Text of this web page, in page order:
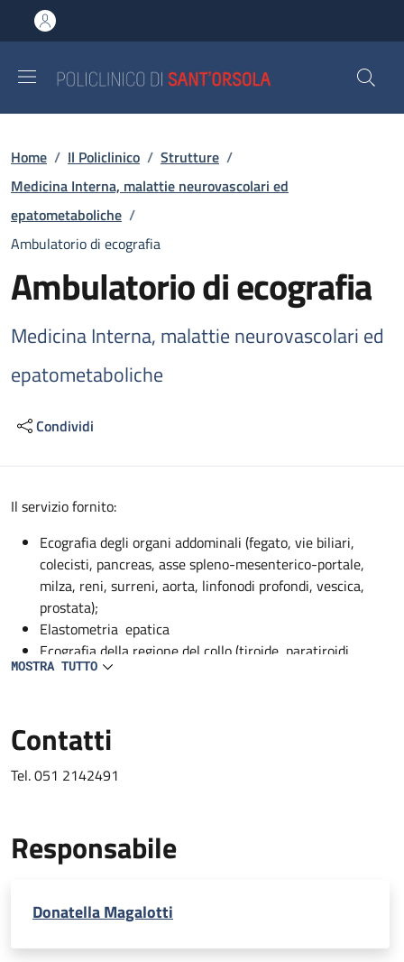
al contenuto principale
to footer content
Briciole di pane
Home / Il Policlinico / Strutture /
Medicina Interna, malattie neurovascolari ed
epatometaboliche /
Ambulatorio di ecografia
Ambulatorio di ecografia
Medicina Interna, malattie neurovascolari ed
epatometaboliche
Condividi
Descrizione
Il servizio fornito:
Ecografia degli organi addominali (fegato, vie biliari,
colecisti, pancreas, asse spleno-mesenterico-portale,
milza, reni, surreni, aorta, linfonodi profondi, vescica,
prostata);
Elastometria epatica
Ecografia della regione del collo (tiroide, paratiroidi,
ghiandole sottomandibolari, parotidi);
arteria epatica, arteria mesenterica superiore, arteria
EcocolorDoppler dei vasi del collo (carotidi, vertebrali,
Stroke)
MOSTRA TUTTO
Contatti
Tel. 051 2142491
Responsabile
Donatella Magalotti